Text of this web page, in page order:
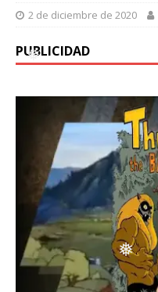
❅
❅
❅
❅
2 de diciembre de 2020
PUBLICIDAD